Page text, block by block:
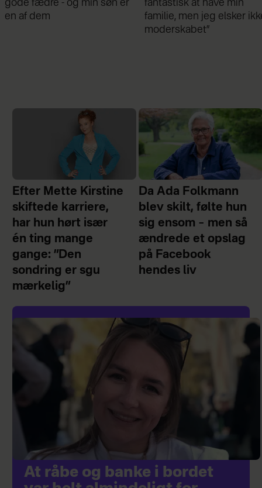
fantastisk at have min
familie, men jeg elsker ikke
min mand - da jeg en dag
gik forbi hans hus, fik jeg
chok
Efter Mette Kirstine
skiftede karriere,
har hun hørt især
én ting mange
gange: ”Den
sondring er sgu
mærkelig”
Da Ada Folkmann
blev skilt, følte hun
sig ensom – men så
ændrede et opslag
på Facebook
hendes liv
At råbe og banke i bordet